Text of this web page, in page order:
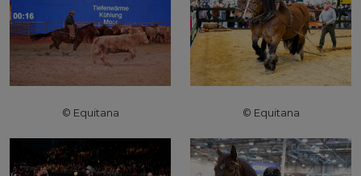
© Equitana © Equitana